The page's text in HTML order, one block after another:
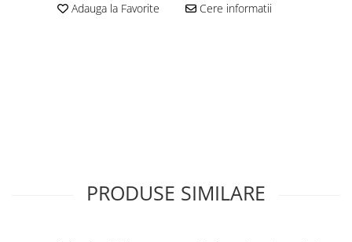
Adauga la Favorite Cere informatii
PRODUSE SIMILARE